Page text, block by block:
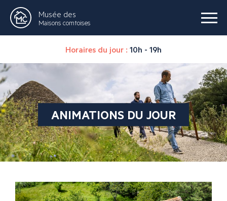
Musée des
Maisons comtoises
Horaires du jour : 10h - 19h
ANIMATIONS DU JOUR